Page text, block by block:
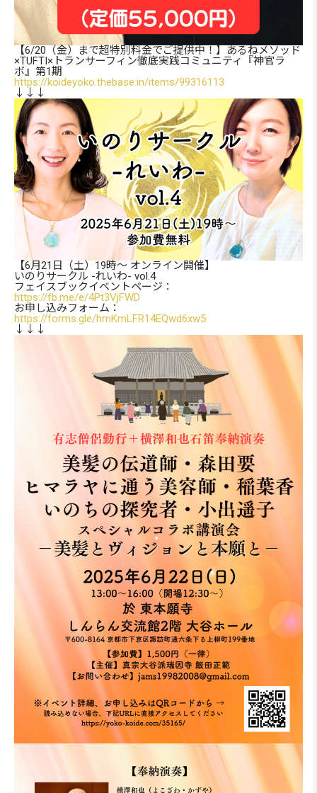
【6/20（金）まで超特別料金でご提供中！】あるねメソッド
×TUFTI×トランサーフィン徹底実践コミュニティ『神官ラ
ボ』第1期
https://koideyoko.thebase.in/items/99316113
↓↓↓
【6月21日（土）19時～ オンライン開催】
いのりサークル -れいわ- vol.4
フェイスブックイベントページ：
https://fb.me/e/4Pt3VjFWD
お申し込みフォーム：
https://forms.gle/hmKmLFR14EQwd6xw5
↓↓↓